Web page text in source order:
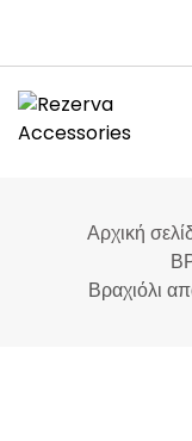
content
Αρχική
Βραχιόλι